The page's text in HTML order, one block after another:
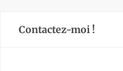
Contactez-moi !